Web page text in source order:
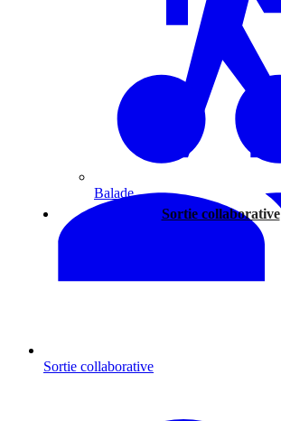
Balade
Sortie collaborative
Sortie collaborative